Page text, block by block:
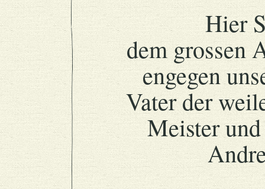
Hier
dem grossen
engegen
Vater der
Meister